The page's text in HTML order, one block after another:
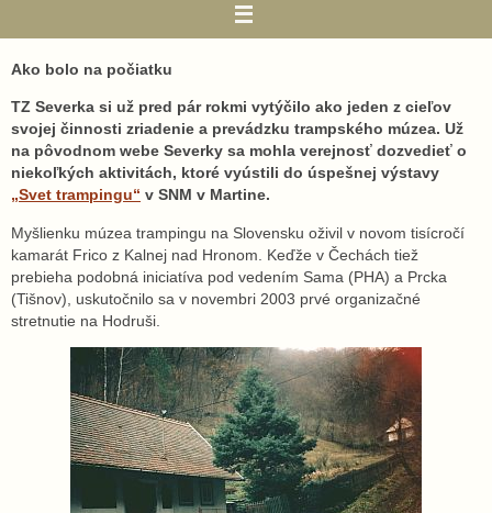
Ako bolo na počiatku
TZ Severka si už pred pár rokmi vytýčilo ako jeden z cieľov
svojej činnosti zriadenie a prevádzku trampského múzea. Už
na pôvodnom webe Severky sa mohla verejnosť dozvedieť o
niekoľkých aktivitách, ktoré vyústili do úspešnej výstavy
„Svet trampingu“ v SNM v Martine.
Myšlienku múzea trampingu na Slovensku oživil v novom tisícročí
kamarát Frico z Kalnej nad Hronom. Keďže v Čechách tiež
prebieha podobná iniciatíva pod vedením Sama (PHA) a Prcka
(Tišnov), uskutočnilo sa v novembri 2003 prvé organizačné
stretnutie na Hodruši.